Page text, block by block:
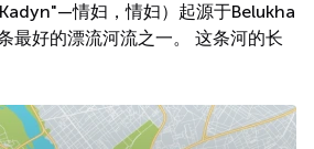
情妇，情妇）起源于Belukha
最好的漂流河流之一。 这条河的长